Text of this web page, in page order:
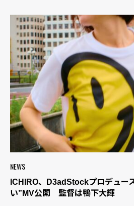
NEWS
ICHIRO、D3adStockプロデュー
い”MV公開 監督は鴨下大輝